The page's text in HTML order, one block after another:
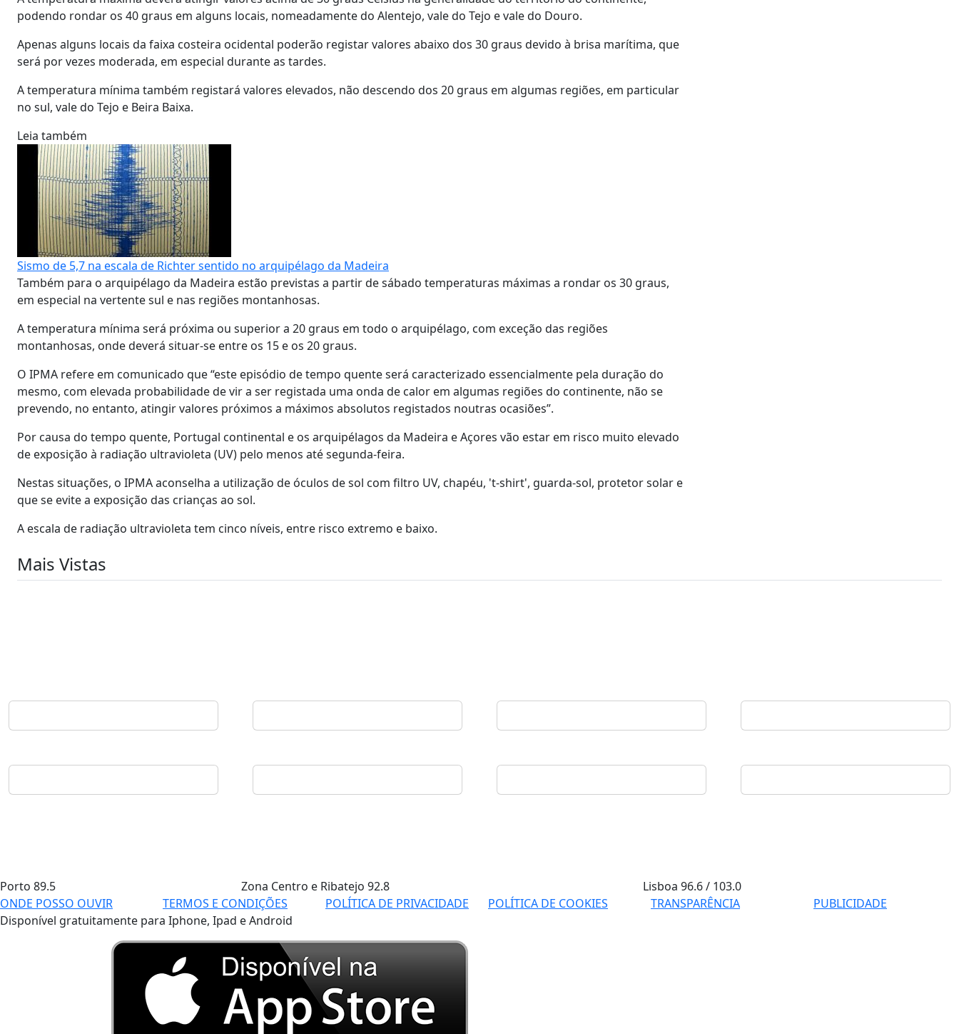
podendo rondar os 40 graus em alguns locais, nomeadamente do Alentejo, vale do Tejo e vale do Douro.
Apenas alguns locais da faixa costeira ocidental poderão registar valores abaixo dos 30 graus devido à brisa marítima, que
será por vezes moderada, em especial durante as tardes.
A temperatura mínima também registará valores elevados, não descendo dos 20 graus em algumas regiões, em particular
no sul, vale do Tejo e Beira Baixa.
Leia também
Sismo de 5,7 na escala de Richter sentido no arquipélago da Madeira
Também para o arquipélago da Madeira estão previstas a partir de sábado temperaturas máximas a rondar os 30 graus,
em especial na vertente sul e nas regiões montanhosas.
A temperatura mínima será próxima ou superior a 20 graus em todo o arquipélago, com exceção das regiões
montanhosas, onde deverá situar-se entre os 15 e os 20 graus.
O IPMA refere em comunicado que “este episódio de tempo quente será caracterizado essencialmente pela duração do
mesmo, com elevada probabilidade de vir a ser registada uma onda de calor em algumas regiões do continente, não se
prevendo, no entanto, atingir valores próximos a máximos absolutos registados noutras ocasiões”.
Por causa do tempo quente, Portugal continental e os arquipélagos da Madeira e Açores vão estar em risco muito elevado
de exposição à radiação ultravioleta (UV) pelo menos até segunda-feira.
Nestas situações, o IPMA aconselha a utilização de óculos de sol com filtro UV, chapéu, 't-shirt', guarda-sol, protetor solar e
que se evite a exposição das crianças ao sol.
A escala de radiação ultravioleta tem cinco níveis, entre risco extremo e baixo.
Mais Vistas
Porto 89.5 Zona Centro e Ribatejo 92.8 Lisboa96.6 / 103.0
ONDE POSSO OUVIR
TERMOS E CONDIÇÕES POLÍTICA DE PRIVACIDADE POLÍTICA DE COOKIES TRANSPARÊNCIA
PUBLICIDADE
Disponível gratuitamente para Iphone, Ipad e Android